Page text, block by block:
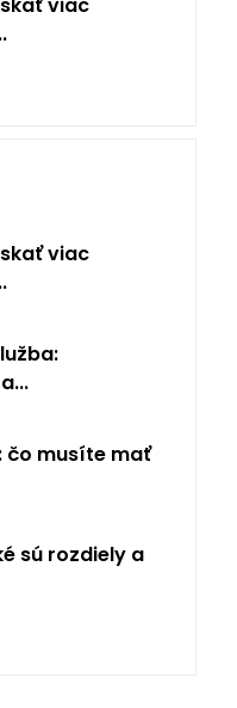
viac
čo musíte mať
sú rozdiely a